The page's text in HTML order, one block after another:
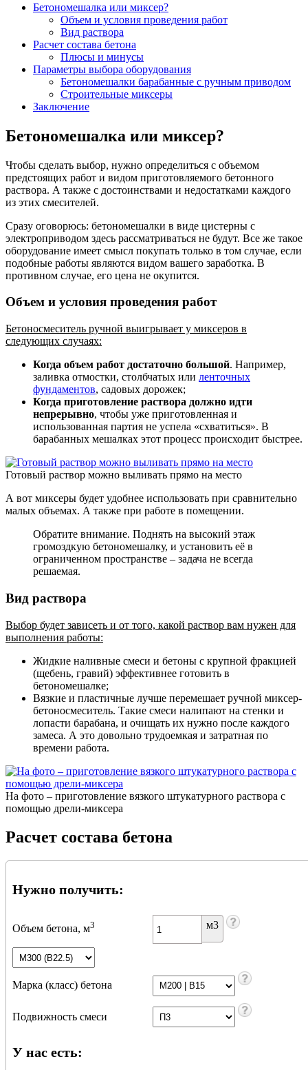
Бетономешалка или миксер?
Объем и условия проведения работ
Вид раствора
Расчет состава бетона
Плюсы и минусы
Параметры выбора оборудования
Бетономешалки барабанные с ручным приводом
Строительные миксеры
Заключение
Бетономешалка или миксер?
Чтобы сделать выбор, нужно определиться с объемом
предстоящих работ и видом приготовляемого бетонного
раствора. А также с достоинствами и недостатками каждого
из этих смесителей.
Сразу оговорюсь: бетономешалки в виде цистерны с
электроприводом здесь рассматриваться не будут. Все же такое
оборудование имеет смысл покупать только в том случае, если
подобные работы являются видом вашего заработка. В
противном случае, его цена не окупится.
Объем и условия проведения работ
Бетоносмеситель ручной выигрывает у миксеров в
следующих случаях:
Когда объем работ достаточно большой. Например,
заливка отмостки, столбчатых или ленточных
фундаментов, садовых дорожек;
Когда приготовление раствора должно идти
непрерывно, чтобы уже приготовленная и
использованная партия не успела «схватиться». В
барабанных мешалках этот процесс происходит быстрее.
Готовый раствор можно выливать прямо на место
А вот миксеры будет удобнее использовать при сравнительно
малых объемах. А также при работе в помещении.
Обратите внимание. Поднять на высокий этаж
громоздкую бетономешалку, и установить её в
ограниченном пространстве – задача не всегда
решаемая.
Вид раствора
Выбор будет зависеть и от того, какой раствор вам нужен для
выполнения работы:
Жидкие наливные смеси и бетоны с крупной фракцией
(щебень, гравий) эффективнее готовить в
бетономешалке;
Вязкие и пластичные лучше перемешает ручной миксер-
бетоносмеситель. Такие смеси налипают на стенки и
лопасти барабана, и очищать их нужно после каждого
замеса. А это довольно трудоемкая и затратная по
времени работа.
На фото – приготовление вязкого штукатурного раствора с
помощью дрели-миксера
Расчет состава бетона
Нужно получить:
Объем бетона, м3 м3
Марка (класс) бетона
Подвижность смеси
У нас есть: